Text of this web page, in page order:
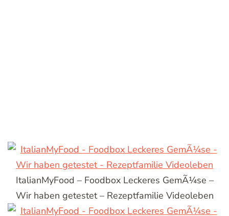
ItalianMyFood – Foodbox Leckeres GemÃ¼se –
Wir haben getestet – Rezeptfamilie Videoleben